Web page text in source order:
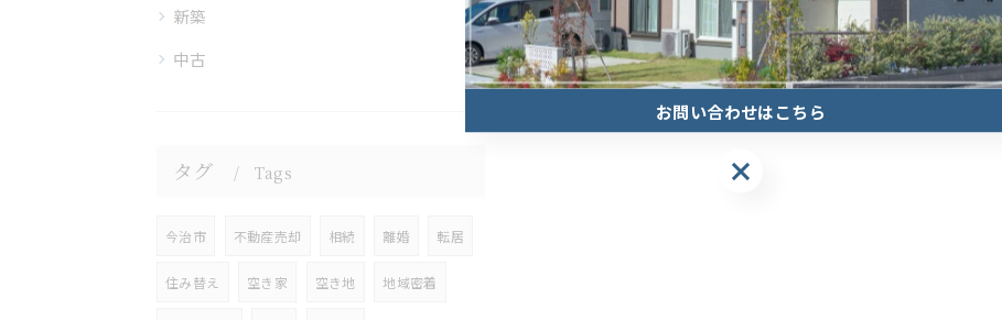
新築
中古
タグ Tags
今治市 不動産売却 相続 離婚 転居
住み替え 空き家 空き地 地域密着
お問い合わせはこちら
お問い合わせはこちら